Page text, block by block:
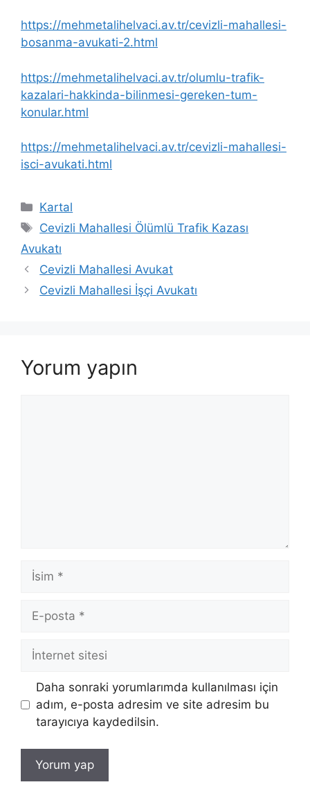
https://mehmetalihelvaci.av.tr/cevizli-mahallesi-
bosanma-avukati-2.html
https://mehmetalihelvaci.av.tr/olumlu-trafik-
kazalari-hakkinda-bilinmesi-gereken-tum-
konular.html
https://mehmetalihelvaci.av.tr/cevizli-mahallesi-
isci-avukati.html
Kategoriler
Kartal
Etiketler
Cevizli Mahallesi Ölümlü Trafik Kazası
Avukatı
Cevizli Mahallesi Avukat
Cevizli Mahallesi İşçi Avukatı
Yorum yapın
İsim
posta
İnternet
Daha sonraki yorumlarımda kullanılması için
adım, e-posta adresim ve site adresim bu
tarayıcıya kaydedilsin.